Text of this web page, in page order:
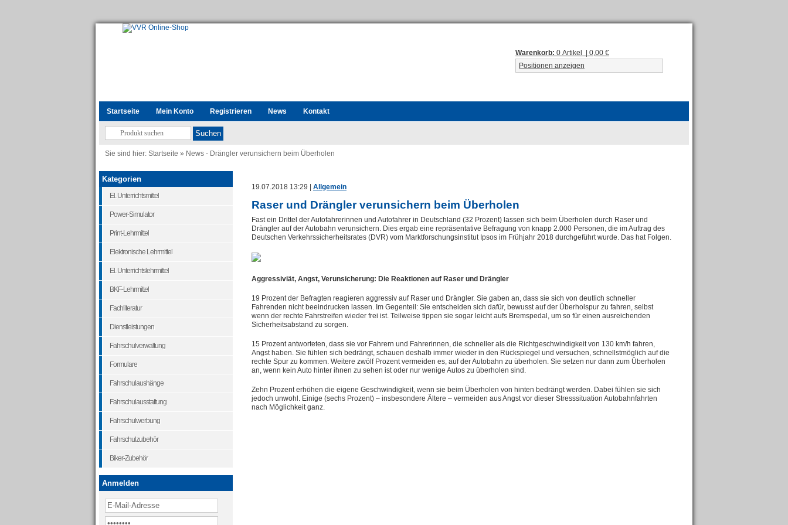
Warenkorb: 0 Artikel | 0,00 €
Positionen anzeigen
Startseite Mein Konto Registrieren News Kontakt
Sie sind hier: Startseite » News - Drängler verunsichern beim Überholen
19.07.2018 13:29 | Allgemein
Raser und Drängler verunsichern beim Überholen
Fast ein Drittel der Autofahrerinnen und Autofahrer in Deutschland (32 Prozent) lassen sich beim Überholen durch Raser und
Drängler auf der Autobahn verunsichern. Dies ergab eine repräsentative Befragung von knapp 2.000 Personen, die im Auftrag des
Deutschen Verkehrssicherheitsrates (DVR) vom Marktforschungsinstitut Ipsos im Frühjahr 2018 durchgeführt wurde. Das hat Folgen.
Aggressiviät, Angst, Verunsicherung: Die Reaktionen auf Raser und Drängler
19 Prozent der Befragten reagieren aggressiv auf Raser und Drängler. Sie gaben an, dass sie sich von deutlich schneller
Fahrenden nicht beeindrucken lassen. Im Gegenteil: Sie entscheiden sich dafür, bewusst auf der Überholspur zu fahren, selbst
wenn der rechte Fahrstreifen wieder frei ist. Teilweise tippen sie sogar leicht aufs Bremspedal, um so für einen ausreichenden
Sicherheitsabstand zu sorgen.
15 Prozent antworteten, dass sie vor Fahrern und Fahrerinnen, die schneller als die Richtgeschwindigkeit von 130 km/h fahren,
Angst haben. Sie fühlen sich bedrängt, schauen deshalb immer wieder in den Rückspiegel und versuchen, schnellstmöglich auf die
rechte Spur zu kommen. Weitere zwölf Prozent vermeiden es, auf der Autobahn zu überholen. Sie setzen nur dann zum Überholen
an, wenn kein Auto hinter ihnen zu sehen ist oder nur wenige Autos zu überholen sind.
Zehn Prozent erhöhen die eigene Geschwindigkeit, wenn sie beim Überholen von hinten bedrängt werden. Dabei fühlen sie sich
jedoch unwohl. Einige (sechs Prozent) – insbesondere Ältere – vermeiden aus Angst vor dieser Stresssituation Autobahnfahrten
nach Möglichkeit ganz.
Kategorien
El. Unterrichtsmittel
Power-Simulator
Print-Lehrmittel
Elektronische Lehrmittel
El. Unterrichtslehrmittel
BKF-Lehrmittel
Fachliteratur
Dienstleistungen
Fahrschulverwaltung
Formulare
Fahrschulaushänge
Fahrschulausstattung
Fahrschulwerbung
Fahrschulzubehör
Biker-Zubehör
Anmelden